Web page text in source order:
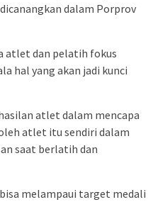
dalam Porprov
atlet dan pelatih fokus
hal yang akan jadi kunci
atlet dalam mencapa
atlet itu sendiri dalam
saat berlatih dan
melampaui target medali